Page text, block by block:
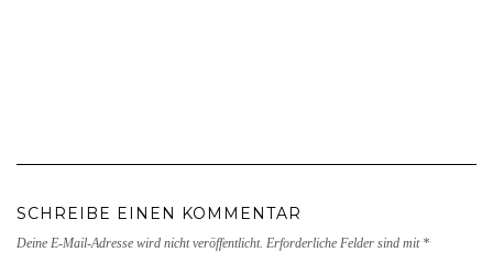
SCHREIBE EINEN KOMMENTAR
Deine E-Mail-Adresse wird nicht veröffentlicht. Erforderliche Felder sind mit *